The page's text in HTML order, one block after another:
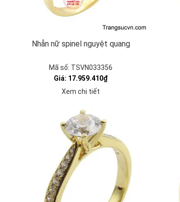
Nhẫn nữ spinel nguyệt quang
Mã số: TSVN033356
Giá: 17.959.410₫
Xem chi tiết